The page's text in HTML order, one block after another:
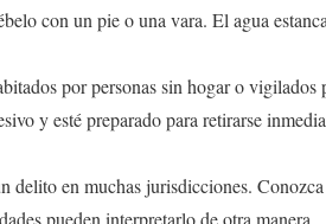
con un pie o una vara. El agua
por personas sin hogar o vigilados
y esté preparado para retirarse
delito en muchas jurisdicciones. Conozca
pueden interpretarlo de otra manera.